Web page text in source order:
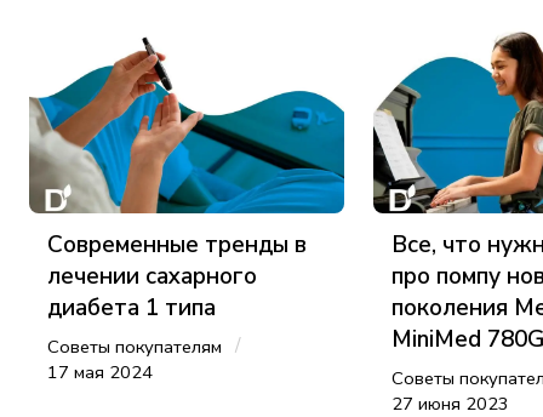
Современные тренды в
лечении сахарного
диабета 1 типа
Советы покупателям /
17 мая 2024
Все, что
про помпу
поколения
MiniMed 780G
Советы
27 июня 2023